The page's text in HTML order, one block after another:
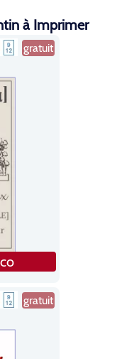
à Imprimer
gratuit
gratuit